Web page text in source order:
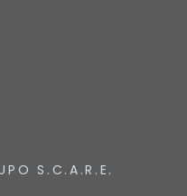
S.C.A.R.E.